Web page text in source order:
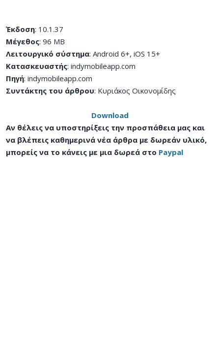
Έκδοση: 10.1.37
Μέγεθος: 96 MB
Λειτουργικό σύστημα: Android 6+, iOS 15+
Κατασκευαστής: indymobileapp.com
Πηγή: indymobileapp.com
Συντάκτης του άρθρου: Κυριάκος Οικονομίδης
Download
Αν θέλεις να υποστηρίξεις την προσπάθεια μας και
να βλέπεις καθημερινά νέα άρθρα με δωρεάν υλικό,
μπορείς να το κάνεις με μια δωρεά στο Paypal